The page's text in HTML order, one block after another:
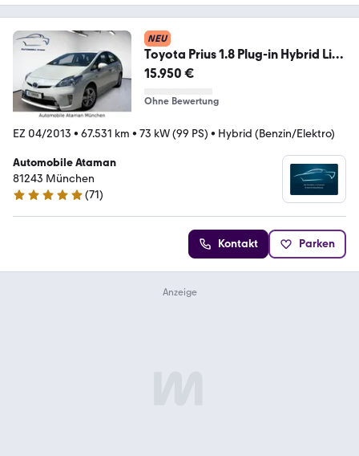
NEU
Toyota Prius 1.8 Plug-in Hybrid Life
Aut. / 1.Hand
15.950 €
Ohne Bewertung
EZ 04/2013 • 67.531 km • 73 kW (99 PS) • Hybrid (Benzin/Elektro)
Automobile Ataman
81243 München
4.9 Sterne
(71)
Kontakt Parken